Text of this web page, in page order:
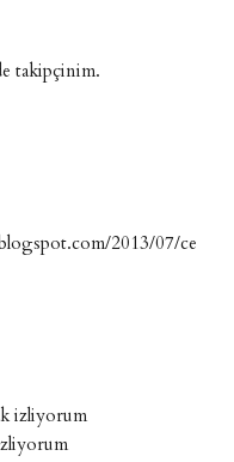
takipçinim.
2013/07/ce
izliyorum